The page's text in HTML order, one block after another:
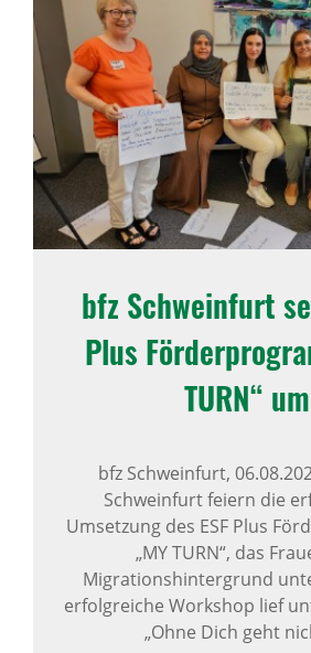
bfz Schwein­furt
Plus
TURN“ um
bfz Schweinfurt,
Schweinfurt feiern die
Umsetzung des ESF Plus
„MY TURN“, das
Migrationshintergrund
erfolgreiche Workshop lief
„Ohne Dich geht